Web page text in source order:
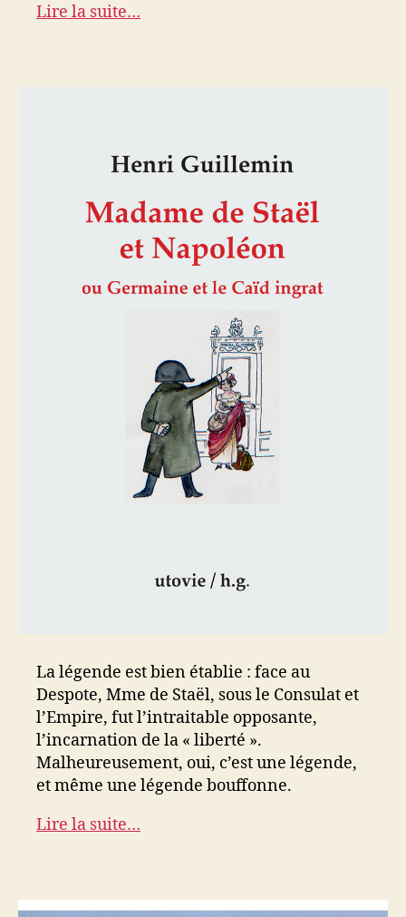
Lire la suite…
La légende est bien établie : face au
Despote, Mme de Staël, sous le Consulat et
l’Empire, fut l’intraitable opposante,
l’incarnation de la « liberté ».
Malheureusement, oui, c’est une légende,
et même une légende bouffonne.
Lire la suite…